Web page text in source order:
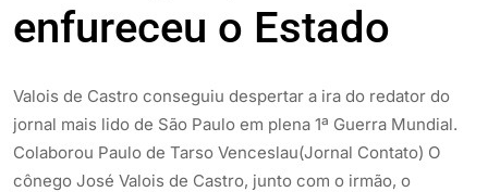
enfureceu o Estado
Valois de Castro conseguiu despertar a ira do redator do
jornal mais lido de São Paulo em plena 1ª Guerra Mundial.
Colaborou Paulo de Tarso Venceslau(Jornal Contato) O
cônego José Valois de Castro, junto com o irmão, o